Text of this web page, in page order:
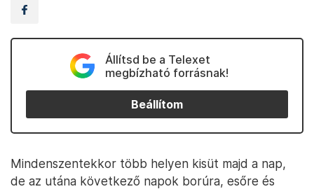
Állítsd be a Telexet
megbízható forrásnak!
Beállítom
Mindenszentekkor több helyen kisüt majd a nap,
de az utána következő napok borúra, esőre és